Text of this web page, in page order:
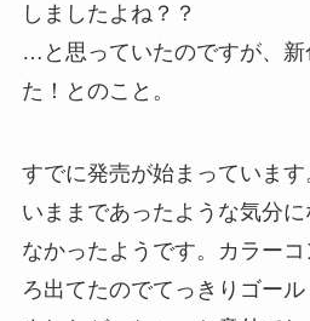
しましたよね？？
…と思っていたのですが、
た！とのこと。
すでに発売が始まっています
いままであったような気分に
なかったようです。カラー
ろ出てたのでてっきりゴー